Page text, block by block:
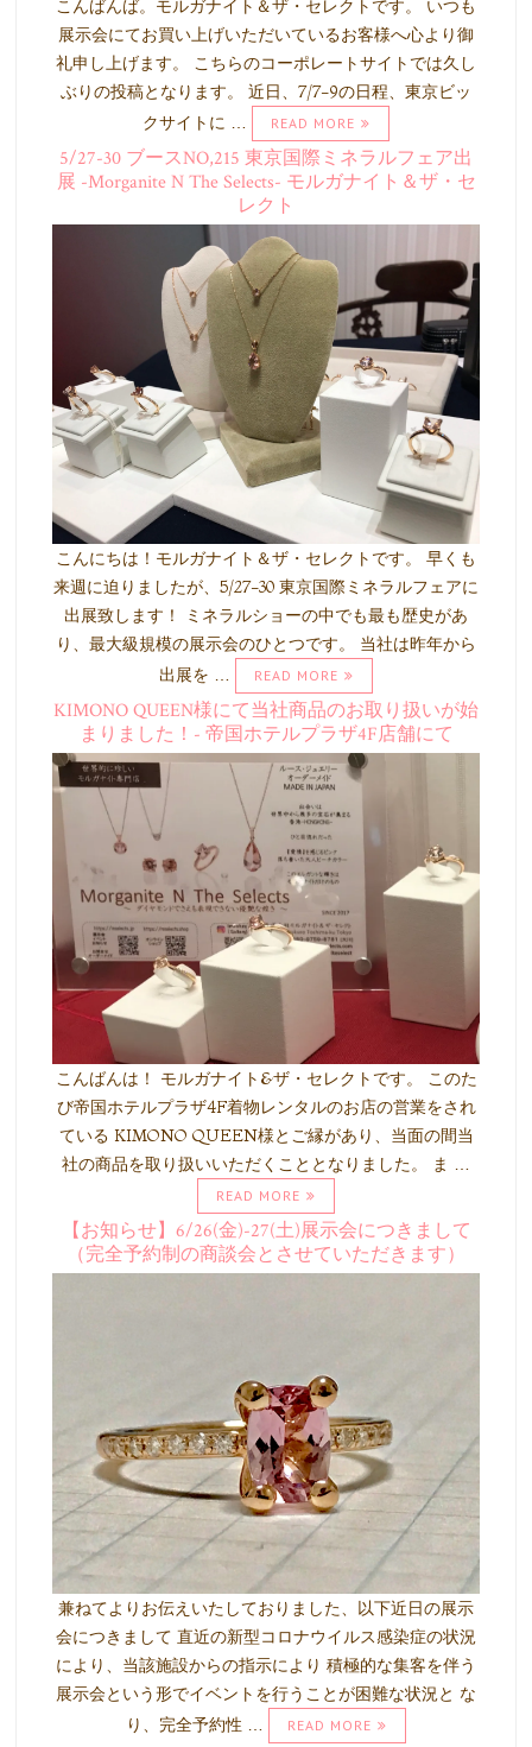
こんばんば。モルガナイト＆ザ・セレクトです。 いつも
展示会にてお買い上げいただいているお客様へ心より御
礼申し上げます。 こちらのコーポレートサイトでは久し
ぶりの投稿となります。 近日、7/7-9の日程、東京ビッ
クサイトに …
READ MORE
5/27-30 ブースNO,215 東京国際ミネラルフェア出
展 -Morganite N The Selects- モルガナイト＆ザ・セ
レクト
こんにちは！モルガナイト＆ザ・セレクトです。 早くも
来週に迫りましたが、5/27-30 東京国際ミネラルフェアに
出展致します！ ミネラルショーの中でも最も歴史があ
り、最大級規模の展示会のひとつです。 当社は昨年から
出展を …
READ MORE
KIMONO QUEEN様にて当社商品のお取り扱いが始
まりました！- 帝国ホテルプラザ4F店舗にて
こんばんは！ モルガナイト&ザ・セレクトです。 このた
び帝国ホテルプラザ4F着物レンタルのお店の営業をされ
ている KIMONO QUEEN様とご縁があり、当面の間当
社の商品を取り扱いいただくこととなりました。 ま …
READ MORE
【お知らせ】6/26(金)-27(土)展示会につきまして
（完全予約制の商談会とさせていただきます）
兼ねてよりお伝えいたしておりました、以下近日の展示
会につきまして 直近の新型コロナウイルス感染症の状況
により、当該施設からの指示により 積極的な集客を伴う
展示会という形でイベントを行うことが困難な状況と な
り、完全予約性 …
READ MORE